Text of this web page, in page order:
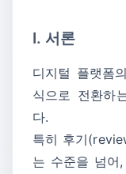
Ⅰ. 서론
디지털 플랫폼
식으로 전환하
다.
특히 후기
는 수준을 넘어